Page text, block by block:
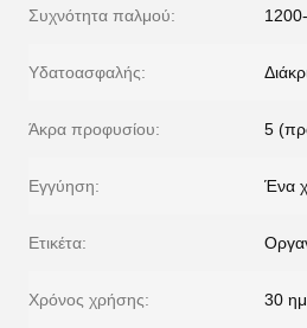
Συχνότητα παλμού:
Υδατοασφαλής:
Άκρα προφυσίου: 5
Εγγύηση: Ένα
Ετικέτα:
Χρόνος χρήσης: 30